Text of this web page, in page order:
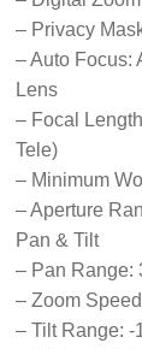
– Privacy
– Auto Focus:
Lens
– Focal
Tele)
– Minimum
– Aperture
Pan & Tilt
– Pan Range:
– Zoom
– Tilt Range: -